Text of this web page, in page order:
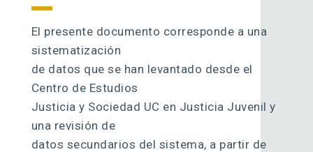
El presente documento corresponde a una
sistematización
de datos que se han levantado desde el
Centro de Estudios
Justicia y Sociedad UC en Justicia Juvenil y
una revisión de
datos secundarios del sistema, a partir de